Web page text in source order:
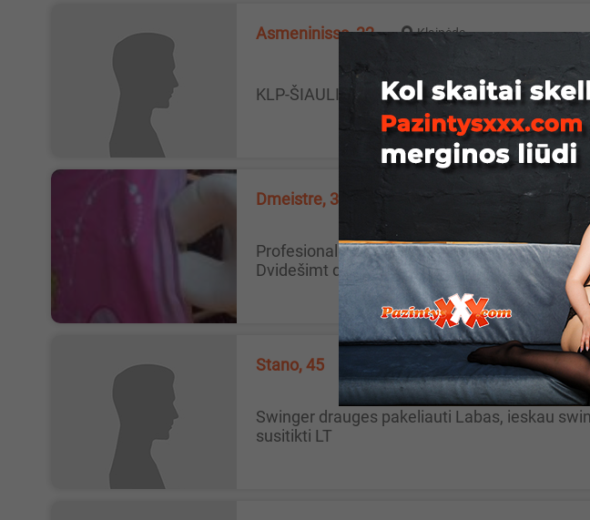
Asmeninisss, 32 Klaipėda
KLP-ŠIAULIAI Gal kam reikia šiandiena. nuo
dmeistre, 37
Profesionalus masažas Vilniuje Atlieku masažus pagal kuno poreikius, moterims ,vyrams,vaikams,kūdikiams. Konsultuoju.
Dvidešimt du metai praktikos. Laukiu
Stano, 45
swinger drauges pakeliauti Labas, ieskau swinger merginos sau poros kelionei po europa ir azijos salis. Noreciau pries tai
susitikti LT